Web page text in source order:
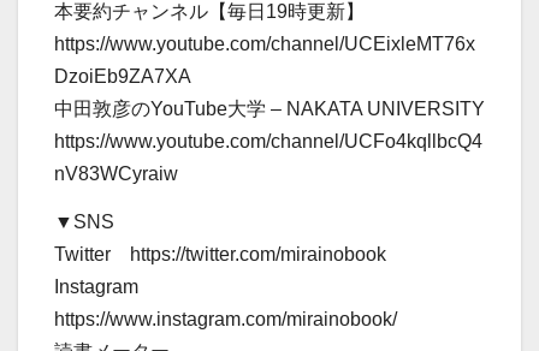
本要約チャンネル【毎日19時更新】
https://www.youtube.com/channel/UCEixleMT76x
DzoiEb9ZA7XA
中田敦彦のYouTube大学 – NAKATA UNIVERSITY
https://www.youtube.com/channel/UCFo4kqllbcQ4
nV83WCyraiw
▼SNS
Twitter https://twitter.com/mirainobook
Instagram
https://www.instagram.com/mirainobook/